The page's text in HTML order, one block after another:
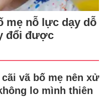
mẹ nỗ lực dạy dỗ
đổi được
vã bố mẹ nên xử
lo mình thiên